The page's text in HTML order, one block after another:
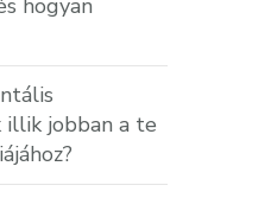
hogyan
illik jobban a te